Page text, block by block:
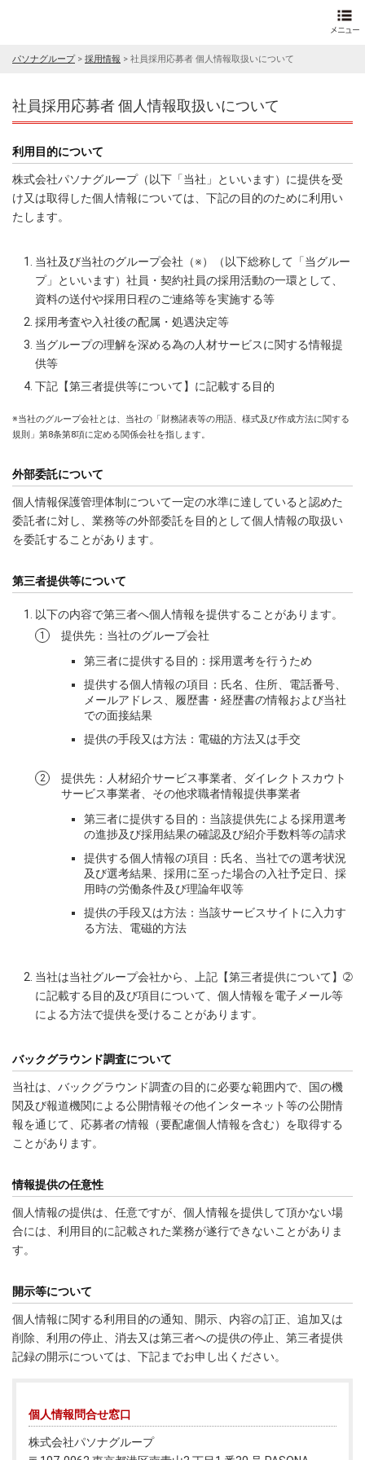
パソナグループ> 採用情報 > 社員採用応募者 個人情報取扱いについて
社員採用応募者 個人情報取扱いについて
利用目的について
株式会社パソナグループ（以下「当社」といいます）に提供を受
け又は取得した個人情報については、下記の目的のために利用い
たします。
当社及び当社のグループ会社（※）（以下総称して「当グルー
プ」といいます）社員・契約社員の採用活動の一環として、
資料の送付や採用日程のご連絡等を実施する等
採用考査や入社後の配属・処遇決定等
当グループの理解を深める為の人材サービスに関する情報提
供等
下記【第三者提供等について】に記載する目的
※当社のグループ会社とは、当社の「財務諸表等の用語、様式及び作成方法に関する
規則」第8条第8項に定める関係会社を指します。
外部委託について
個人情報保護管理体制について一定の水準に達していると認めた
委託者に対し、業務等の外部委託を目的として個人情報の取扱い
を委託することがあります。
第三者提供等について
以下の内容で第三者へ個人情報を提供することがあります。
提供先：当社のグループ会社
第三者に提供する目的：採用選考を行うため
提供する個人情報の項目：氏名、住所、電話番号、
メールアドレス、履歴書・経歴書の情報および当社
での面接結果
提供の手段又は方法：電磁的方法又は手交
提供先：人材紹介サービス事業者、ダイレクトスカウト
サービス事業者、その他求職者情報提供事業者
第三者に提供する目的：当該提供先による採用選考
の進捗及び採用結果の確認及び紹介手数料等の請求
提供する個人情報の項目：氏名、当社での選考状況
及び選考結果、採用に至った場合の入社予定日、採
用時の労働条件及び理論年収等
提供の手段又は方法：当該サービスサイトに入力す
る方法、電磁的方法
当社は当社グループ会社から、上記【第三者提供について】➁
に記載する目的及び項目について、個人情報を電子メール等
による方法で提供を受けることがあります。
バックグラウンド調査について
当社は、バックグラウンド調査の目的に必要な範囲内で、国の機
関及び報道機関による公開情報その他インターネット等の公開情
報を通じて、応募者の情報（要配慮個人情報を含む）を取得する
ことがあります。
情報提供の任意性
個人情報の提供は、任意ですが、個人情報を提供して頂かない場
合には、利用目的に記載された業務が遂行できないことがありま
す。
開示等について
個人情報に関する利用目的の通知、開示、内容の訂正、追加又は
削除、利用の停止、消去又は第三者への提供の停止、第三者提供
記録の開示については、下記までお申し出ください。
個人情報問合せ窓口
株式会社パソナグループ